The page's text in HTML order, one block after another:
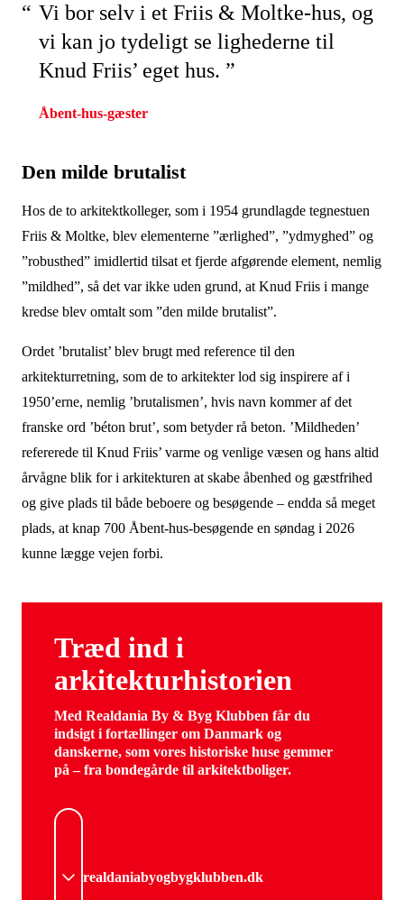
Vi bor selv i et Friis & Moltke-hus, og
vi kan jo tydeligt se lighederne til
Knud Friis’ eget hus. ”
Åbent-hus-gæster
Den milde brutalist
Hos de to arkitektkolleger, som i 1954 grundlagde tegnestuen
Friis & Moltke, blev elementerne ”ærlighed”, ”ydmyghed” og
”robusthed” imidlertid tilsat et fjerde afgørende element, nemlig
”mildhed”, så det var ikke uden grund, at Knud Friis i mange
kredse blev omtalt som ”den milde brutalist”.
Ordet ’brutalist’ blev brugt med reference til den
arkitekturretning, som de to arkitekter lod sig inspirere af i
1950’erne, nemlig ’brutalismen’, hvis navn kommer af det
franske ord ’béton brut’, som betyder rå beton. ’Mildheden’
refererede til Knud Friis’ varme og venlige væsen og hans altid
årvågne blik for i arkitekturen at skabe åbenhed og gæstfrihed
og give plads til både beboere og besøgende – endda så meget
plads, at knap 700 Åbent-hus-besøgende en søndag i 2026
kunne lægge vejen forbi.
Træd ind i
arkitekturhistorien
Med Realdania By & Byg Klubben får du
indsigt i fortællinger om Danmark og
danskerne, som vores historiske huse gemmer
på – fra bondegårde til arkitektboliger.
realdaniabyogbygklubben.dk